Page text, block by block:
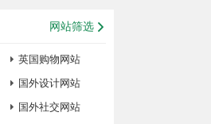
网站筛选
英国购物网站
国外设计网站
国外社交网站